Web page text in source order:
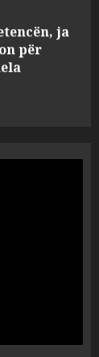
ja
për
për
dhe